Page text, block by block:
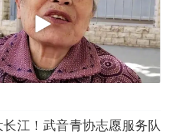
江！武音青协志愿服务队